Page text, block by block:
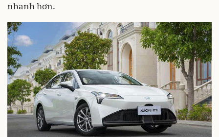
nhanh hơn.